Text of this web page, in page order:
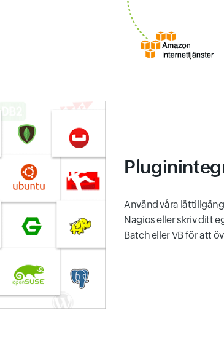
Använd våra
Nagios eller skriv ditt
Batch eller VB för att